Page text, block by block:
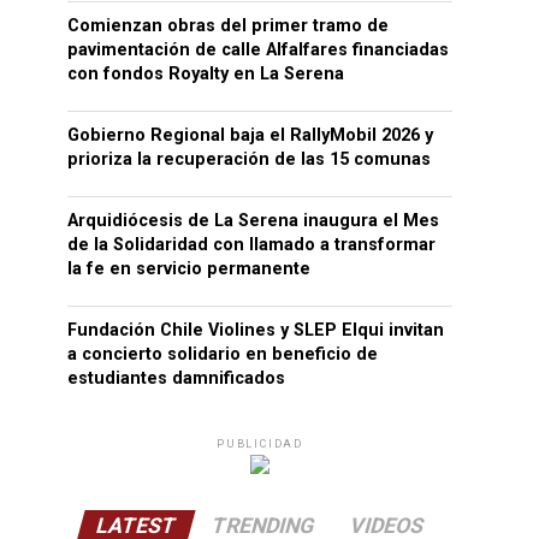
Comienzan obras del primer tramo de
pavimentación de calle Alfalfares financiadas
con fondos Royalty en La Serena
Gobierno Regional baja el RallyMobil 2026 y
prioriza la recuperación de las 15 comunas
Arquidiócesis de La Serena inaugura el Mes
de la Solidaridad con llamado a transformar
la fe en servicio permanente
Fundación Chile Violines y SLEP Elqui invitan
a concierto solidario en beneficio de
estudiantes damnificados
PUBLICIDAD
LATEST TRENDING VIDEOS